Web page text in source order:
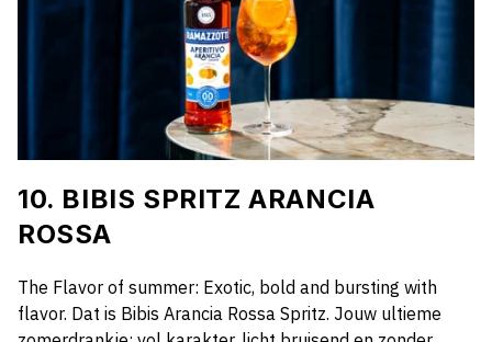
10. BIBIS SPRITZ ARANCIA
ROSSA
The Flavor of summer: Exotic, bold and bursting with
flavor. Dat is Bibis Arancia Rossa Spritz. Jouw ultieme